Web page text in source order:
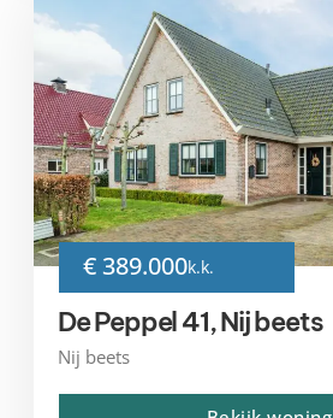
€ 389.000k.k.
De Peppel 41, Nij beets
Nij beets